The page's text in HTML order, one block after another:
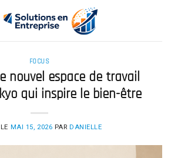
FOCUS
nouvel espace de travail
qui inspire le bien-être
MAI 15, 2026 PARDANIELLE